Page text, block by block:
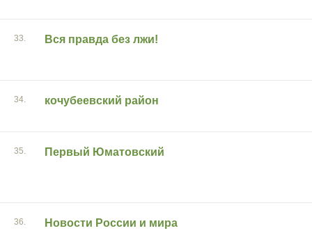
33. Вся правда без лжи!
34. кочубеевский район
35. Первый Юматовский
36. Новости России и мира